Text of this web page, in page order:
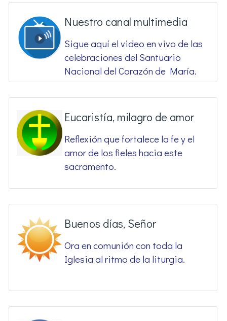
Nuestro canal multimedia
Sigue aquí el video en vivo de las
celebraciones del Santuario
Nacional del Corazón de María.
Eucaristía, milagro de amor
Reflexión que fortalece la fe y el
amor de los fieles hacia este
sacramento.
Buenos días, Señor
Ora en comunión con toda la
Iglesia al ritmo de la liturgia.